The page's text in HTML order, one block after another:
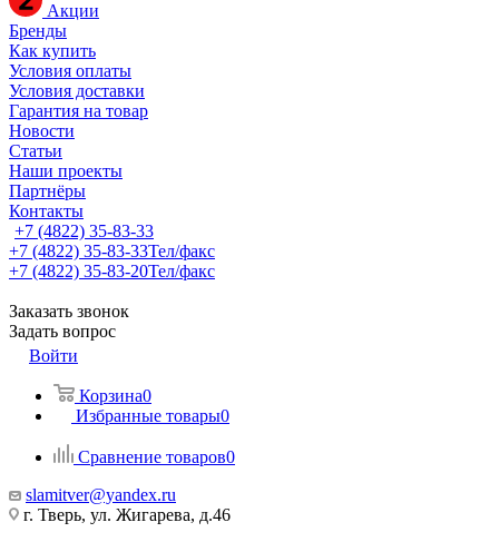
Акции
Бренды
Как купить
Условия оплаты
Условия доставки
Гарантия на товар
Новости
Статьи
Наши проекты
Партнёры
Контакты
+7 (4822) 35-83-33
+7 (4822) 35-83-33Тел/факс
+7 (4822) 35-83-20Тел/факс
Заказать звонок
Задать вопрос
Войти
Корзина0
Избранные товары0
Сравнение товаров0
slamitver@yandex.ru
г. Тверь, ул. Жигарева, д.46